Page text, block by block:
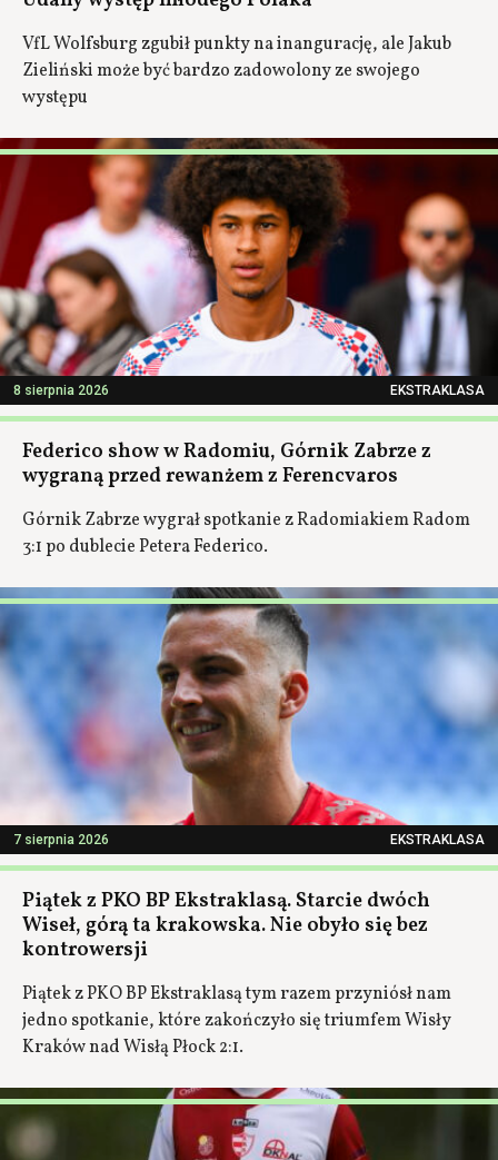
VfL Wolfsburg zgubił punkty na inangurację, ale Jakub
Zieliński może być bardzo zadowolony ze swojego
występu
8 sierpnia 2026 EKSTRAKLASA
Federico show w Radomiu, Górnik Zabrze z
wygraną przed rewanżem z Ferencvaros
Górnik Zabrze wygrał spotkanie z Radomiakiem Radom
3:1 po dublecie Petera Federico.
7 sierpnia 2026 EKSTRAKLASA
Piątek z PKO BP Ekstraklasą. Starcie dwóch
Wiseł, górą ta krakowska. Nie obyło się bez
kontrowersji
Piątek z PKO BP Ekstraklasą tym razem przyniósł nam
jedno spotkanie, które zakończyło się triumfem Wisły
Kraków nad Wisłą Płock 2:1.